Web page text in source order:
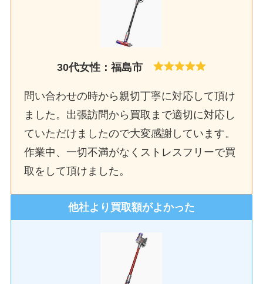
30代女性：福島市
問い合わせの時から親切丁寧に対応して頂け
ました。出張訪問から買取まで適切に対応し
ていただけましたので大変感謝しています。
作業中、一切不満がなくストレスフリーで買
取をして頂けました。
他社より買取額がよかった